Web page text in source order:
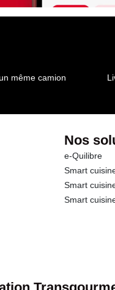
même camion
Nos
e-Quilibre
Smart
Smart
Smart